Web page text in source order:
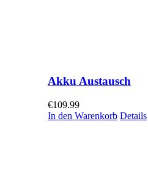
Akku Austausch
€109.99
In den Warenkorb Details